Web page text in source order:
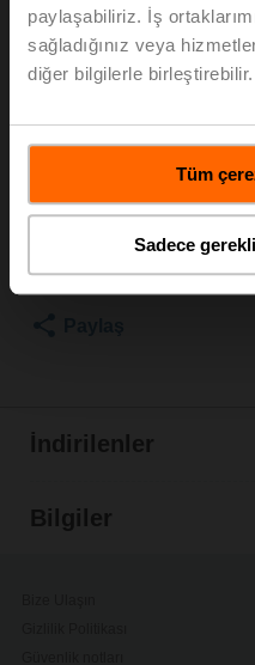
paylaşabiliriz. İş
sağladığınız veya
diğer bilgilerle birleştirebilir.
Tüm
Sadece
A-22P-
Proje listesine
ekle
İndirilenler
Bilgiler